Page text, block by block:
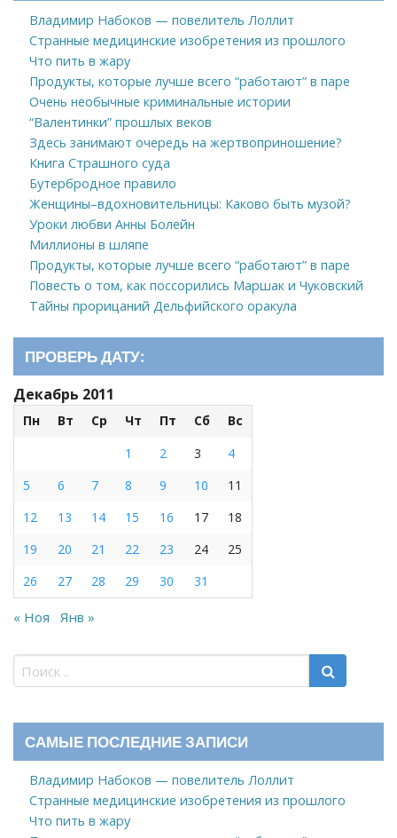
Владимир Набоков — повелитель Лоллит
Странные медицинские изобретения из прошлого
Что пить в жару
Продукты, которые лучше всего “работают” в паре
Очень необычные криминальные истории
“Валентинки” прошлых веков
Здесь занимают очередь на жертвоприношение?
Книга Страшного суда
Бутербродное правило
Женщины–вдохновительницы: Каково быть музой?
Уроки любви Анны Болейн
Миллионы в шляпе
Продукты, которые лучше всего “работают” в паре
Повесть о том, как поссорились Маршак и Чуковский
Тайны прорицаний Дельфийского оракула
ПРОВЕРЬ ДАТУ:
Декабрь 2011
Пн Вт Ср Чт Пт Сб
Вс
1
2 3
4
5
6 7 8 9 10
11
12
13 14 15 16 17
18
19
20 21 22 23 24
25
26
27 28 29 30 31
« Ноя Янв »
САМЫЕ ПОСЛЕДНИЕ ЗАПИСИ
Владимир Набоков — повелитель Лоллит
Странные медицинские изобретения из прошлого
Что пить в жару